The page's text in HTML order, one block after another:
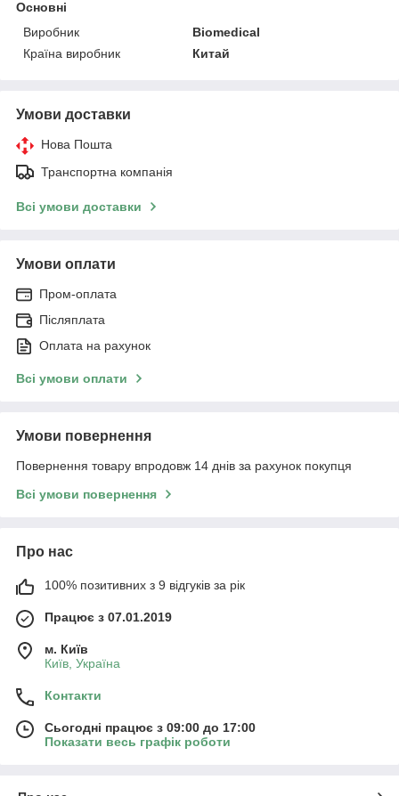
Основні
Виробник
Biomedical
Країна виробник
Китай
Умови доставки
Нова Пошта
Транспортна компанія
Всі умови доставки
Умови оплати
Пром-оплата
Післяплата
Оплата на рахунок
Всі умови оплати
Умови повернення
Повернення товару впродовж 14 днів за рахунок покупця
Всі умови повернення
Про нас
100% позитивних з 9 відгуків за рік
Працює з 07.01.2019
м. Київ
Київ, Україна
Контакти
Сьогодні працює з 09:00 до 17:00
Показати весь графік роботи